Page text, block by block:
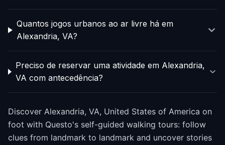
Quantos jogos urbanos ao ar livre há em
Alexandria, VA?
Preciso de reservar uma atividade em Alexandria,
VA com antecedência?
Discover Alexandria, VA, United States of America on
foot with Questo's self-guided walking tours: follow
clues from landmark to landmark and uncover stories